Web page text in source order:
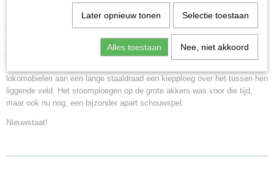
De firma A. Heucke Dampfpflug-Lokomotiv-Fabrik in Gatersleben in
Sachsen-Anhalt maakte op basis van stoomploegen van de firma Fowler
in Engelad aan het einde van de 19e tot in de 20e eeuw eigen
stoomploeglokomotieven. Daarbij werden complete stoomploegsets
gemaakt, bestaande uit twee stoomlokomobielen en een kiepplog met de
lokomobielen aan een lange staaldraad een kiepploeg over het tussen hen
liggende veld. Het stoomploegen op de grote akkers was voor die tijd,
maar ook nu nog, een bijzonder apart schouwspel.
Nieuwstaat!
Later opnieuw tonen Selectie toestaan
Alles toestaan Nee, niet akkoord